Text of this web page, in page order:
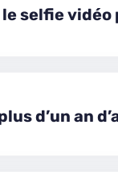
selfie
d’un an